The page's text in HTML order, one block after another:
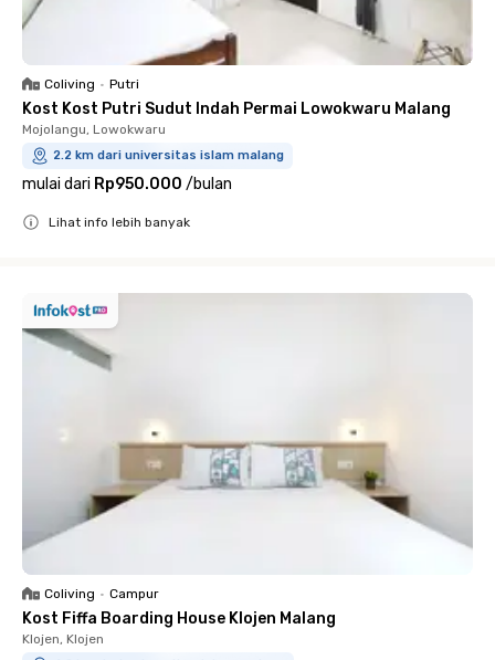
Coliving • Putri
Kost Kost Putri Sudut Indah Permai Lowokwaru Malang
Mojolangu, Lowokwaru
2.2 km dari universitas islam malang
mulai dari Rp950.000 /bulan
Lihat info lebih banyak
Coliving • Campur
Kost Fiffa Boarding House Klojen Malang
Klojen, Klojen